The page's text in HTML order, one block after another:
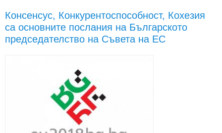
Консенсус, Конкурентоспособност, Кохезия
са основните послания на Българското
председателство на Съвета на ЕС